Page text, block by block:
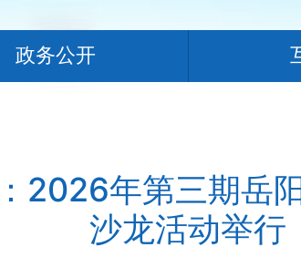
政务公开
2026年第三期岳
沙龙活动举行